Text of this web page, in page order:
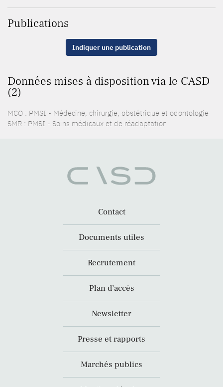
Publications
Indiquer une publication
Données mises à disposition via le CASD
(2)
MCO : PMSI - Médecine, chirurgie, obstétrique et odontologie
SMR : PMSI - Soins médicaux et de réadaptation
Contact
Documents utiles
Recrutement
Plan d’accès
Newsletter
Presse et rapports
Marchés publics